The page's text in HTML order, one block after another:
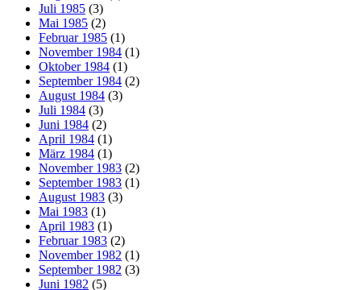
Juli 1985 (3)
Mai 1985 (2)
Februar 1985 (1)
November 1984 (1)
Oktober 1984 (1)
September 1984 (2)
August 1984 (3)
Juli 1984 (3)
Juni 1984 (2)
April 1984 (1)
März 1984 (1)
November 1983 (2)
September 1983 (1)
August 1983 (3)
Mai 1983 (1)
April 1983 (1)
Februar 1983 (2)
November 1982 (1)
September 1982 (3)
Juni 1982 (5)